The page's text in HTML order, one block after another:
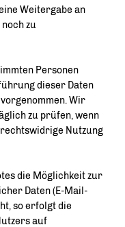
Weitergabe an
zu
Personen
dieser Daten
Wir
zu prüfen, wenn
Nutzung
die Möglichkeit zur
Daten (E-Mail-
so erfolgt die
auf